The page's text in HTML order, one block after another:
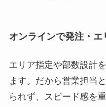
オンラインで発注・
エリア指定や部数設計
ます。だから営業担当
られず、スピード感を